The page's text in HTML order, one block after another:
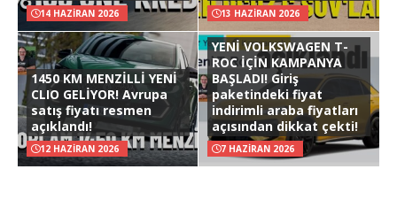
14 HAZIRAN 2026 13 HAZIRAN 2026
1450 KM MENZİLLİ YENİ
CLIO GELİYOR! Avrupa
satış fiyatı resmen
açıklandı!
12 HAZIRAN 2026
YENİ VOLKSWAGEN T-
ROC İÇİN KAMPANYA
BAŞLADI! Giriş
paketindeki fiyat
indirimli araba fiyatları
açısından dikkat çekti!
7 HAZIRAN 2026